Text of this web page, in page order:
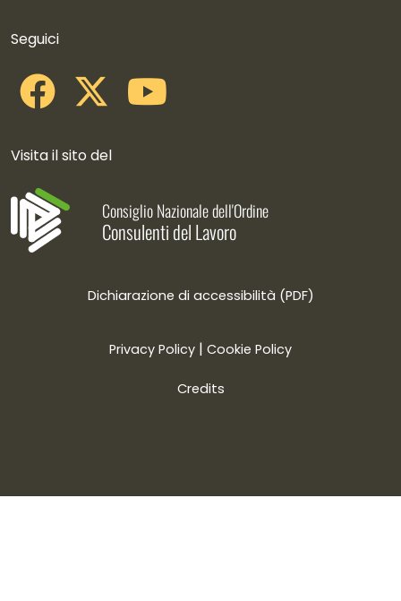
Seguici
Visita il sito del
Consiglio Nazionale dell'Ordine
Consulenti del Lavoro
Dichiarazione di accessibilità (PDF)
Privacy Policy | Cookie Policy
Credits